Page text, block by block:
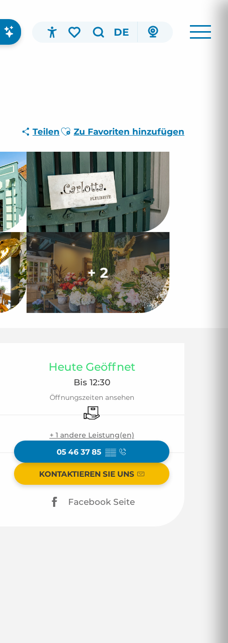
DE
Teilen Ajouter aux favoris
Zu Favoriten hinzufügen
+ 2
Öffnungszeiten &
Heute Geöffnet
Bis 12:30
Öffnungszeiten ansehen
Lieferung
+ 1 andere Leistung(en)
05 46 37 85 ▒▒
KONTAKTIEREN SIE UNS
Facebook Seite